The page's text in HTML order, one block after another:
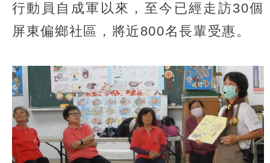
行動員自成軍以來，至今已經走訪30個
屏東偏鄉社區，將近800名長輩受惠。